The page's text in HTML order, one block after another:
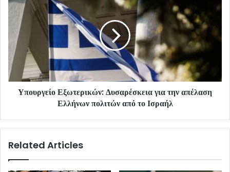
Υπουργείο Εξωτερικών: Δυσαρέσκεια για την απέλαση
Ελλήνων πολιτών από το Ισραήλ
Related Articles